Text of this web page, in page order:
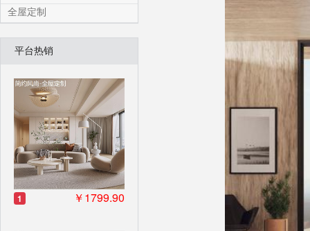
全屋定制
平台热销
1 ￥1799.90